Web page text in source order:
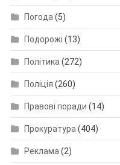
Погода (5)
Подорожі (13)
Політика (272)
Поліція (260)
Правові поради (14)
Прокуратура (404)
Реклама (2)